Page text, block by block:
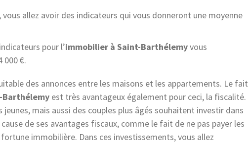
, vous allez avoir des indicateurs qui vous donneront une moyenne
pour l’immobilier à Saint-Barthélemyvous
000 €.
des annonces entre les maisons et les appartements. Le fait
Barthélemy est très avantageux également pour ceci, la fiscalité.
mais aussi des couples plus âgés souhaitent investir dans
cause de ses avantages fiscaux, comme le fait de ne pas payer les
immobilière. Dans ces investissements, vous allez